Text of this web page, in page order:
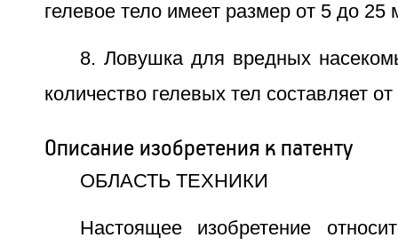
гелевое тело имеет размер от 5 до 25
8. Ловушка для вредных
количество гелевых тел составляет
Описание изобретения к патенту
ОБЛАСТЬ ТЕХНИКИ
Настоящее изобретение